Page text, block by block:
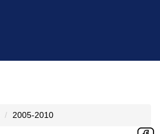
2005-2010